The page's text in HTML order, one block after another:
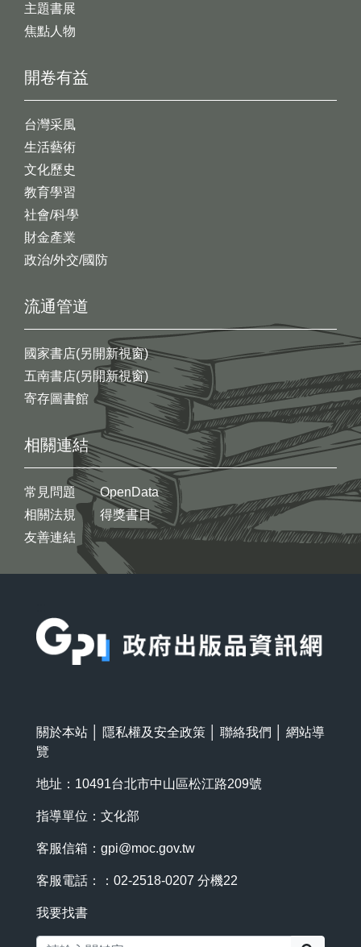
開卷有益
台灣采風
生活藝術
文化歷史
教育學習
社會/科學
財金產業
政治/外交/國防
主題書展
焦點人物
流通管道
國家書店(另開新視窗)
五南書店(另開新視窗)
寄存圖書館
相關連結
常見問題
相關法規
友善連結
OpenData
得獎書目
關於本站 隱私權及安全政策 聯絡我們
網站導
覽
地址：10491台北市中山區松江路209號
指導單位：文化部
客服信箱： gpi@moc.gov.tw
客服電話：：02-2518-0207 分機22
我要找書